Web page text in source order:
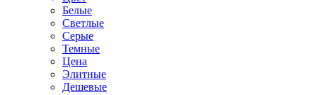
Белые
Светлые
Серые
Темные
Цена
Элитные
Дешевые